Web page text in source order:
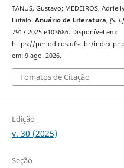
TANUS, Gustavo; MEDEIROS,
Lutalo. Anuário de Literatura, [S. l.]
7917.2025.e103686. Disponível em:
https://periodicos.ufsc.br/
em: 9 ago. 2026.
Fomatos de Citação
Edição
v. 30 (2025)
Seção